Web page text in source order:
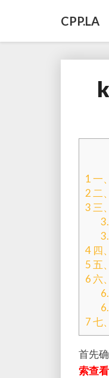
CPP.LA
1一
2 二
3 三
4 四
5 五
6 六
7七
首先
索查